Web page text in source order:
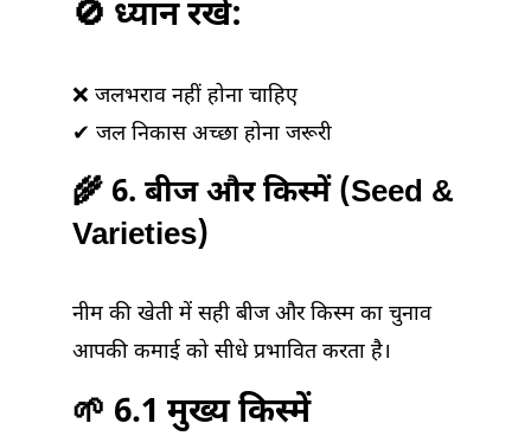
🚫 ध्यान रखें:
❌ जलभराव नहीं होना चाहिए
✔ जल निकास अच्छा होना जरूरी
🌾 6. बीज और किस्में (Seed &
Varieties)
नीम की खेती में सही बीज और किस्म का चुनाव
आपकी कमाई को सीधे प्रभावित करता है।
🌱 6.1 मुख्य किस्में